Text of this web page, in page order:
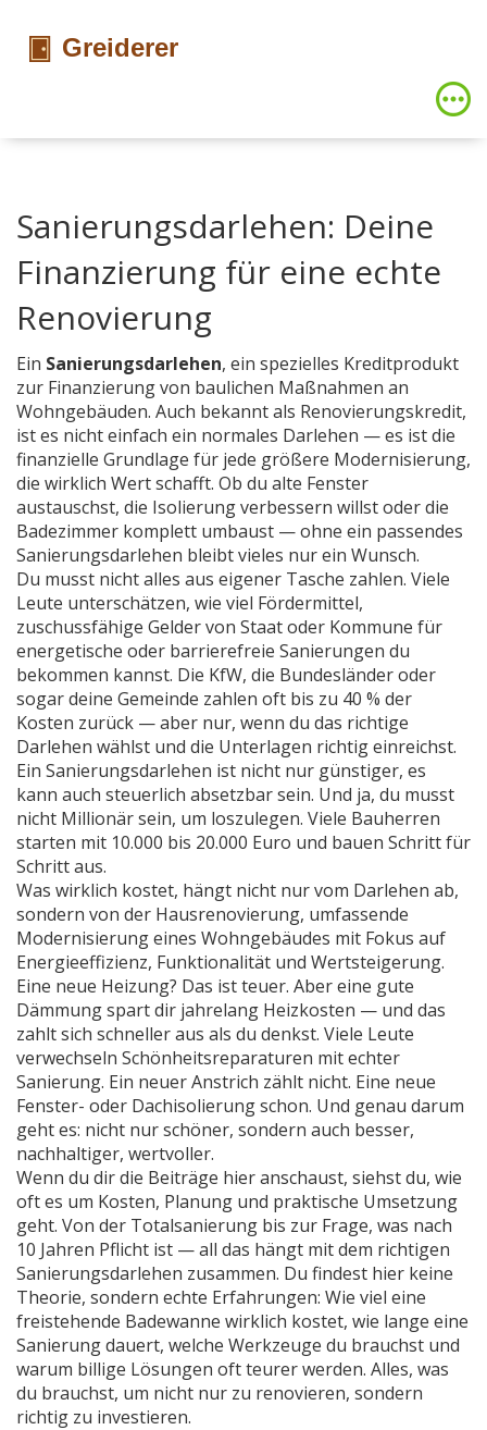
Sanierungsdarlehen: Deine
Finanzierung für eine echte
Renovierung
Ein Sanierungsdarlehen, ein spezielles Kreditprodukt
zur Finanzierung von baulichen Maßnahmen an
Wohngebäuden. Auch bekannt als Renovierungskredit,
ist es nicht einfach ein normales Darlehen — es ist die
finanzielle Grundlage für jede größere Modernisierung,
die wirklich Wert schafft. Ob du alte Fenster
austauschst, die Isolierung verbessern willst oder die
Badezimmer komplett umbaust — ohne ein passendes
Sanierungsdarlehen bleibt vieles nur ein Wunsch.
Du musst nicht alles aus eigener Tasche zahlen. Viele
Leute unterschätzen, wie viel Fördermittel,
zuschussfähige Gelder von Staat oder Kommune für
energetische oder barrierefreie Sanierungen du
bekommen kannst. Die KfW, die Bundesländer oder
sogar deine Gemeinde zahlen oft bis zu 40 % der
Kosten zurück — aber nur, wenn du das richtige
Darlehen wählst und die Unterlagen richtig einreichst.
Ein Sanierungsdarlehen ist nicht nur günstiger, es
kann auch steuerlich absetzbar sein. Und ja, du musst
nicht Millionär sein, um loszulegen. Viele Bauherren
starten mit 10.000 bis 20.000 Euro und bauen Schritt für
Schritt aus.
Was wirklich kostet, hängt nicht nur vom Darlehen ab,
sondern von der Hausrenovierung, umfassende
Modernisierung eines Wohngebäudes mit Fokus auf
Energieeffizienz, Funktionalität und Wertsteigerung.
Eine neue Heizung? Das ist teuer. Aber eine gute
Dämmung spart dir jahrelang Heizkosten — und das
zahlt sich schneller aus als du denkst. Viele Leute
verwechseln Schönheitsreparaturen mit echter
Sanierung. Ein neuer Anstrich zählt nicht. Eine neue
Fenster- oder Dachisolierung schon. Und genau darum
geht es: nicht nur schöner, sondern auch besser,
nachhaltiger, wertvoller.
Wenn du dir die Beiträge hier anschaust, siehst du, wie
oft es um Kosten, Planung und praktische Umsetzung
geht. Von der Totalsanierung bis zur Frage, was nach
10 Jahren Pflicht ist — all das hängt mit dem richtigen
Sanierungsdarlehen zusammen. Du findest hier keine
Theorie, sondern echte Erfahrungen: Wie viel eine
freistehende Badewanne wirklich kostet, wie lange eine
Sanierung dauert, welche Werkzeuge du brauchst und
warum billige Lösungen oft teurer werden. Alles, was
du brauchst, um nicht nur zu renovieren, sondern
richtig zu investieren.